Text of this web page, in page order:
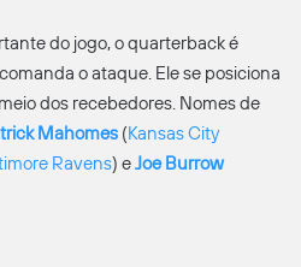
do jogo, o quarterback é
o ataque. Ele se posiciona
dos recebedores. Nomes de
Mahomes (Kansas City
Ravens) eJoe Burrow